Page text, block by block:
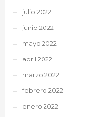
julio 2022
junio 2022
mayo 2022
abril 2022
marzo 2022
febrero 2022
enero 2022